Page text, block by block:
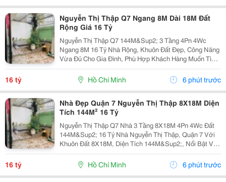
Nguyễn Thị Thập Q7 Ngang 8M Dài 18M Đất
Rộng Giá 16 Tỷ
Nguyễn Thị Thập Q7 144M&Sup2; 3 Tầng 4Pn 4Wc
Ngang 8M 16 Tỷ Nhà Rộng, Khuôn Đất Đẹp, Công Năng
Vừa Đủ Cho Gia Đình, Phù Hợp Khách Hàng Muốn Tìm
Tài Sản Có Giá Trị Sử Dụng Thực Tế Tại Quận 7. Khuôn
Đất 8X18M, Tổng Diện Tích 144M&Sup2;, Nhà Xây 3...
16 tỷ Hồ Chí Minh 6 phút trước
Nhà Đẹp Quận 7 Nguyễn Thị Thập 8X18M Diện
Tích 144M² 16 Tỷ
Nguyễn Thị Thập Q7 Nhà 3 Tầng 8X18M 4Pn 4Wc Đất
144M&Sup2; 16 Tỷ Nhà Nguyễn Thị Thập, Quận 7 Với
Khuôn Đất 8X18M, Diện Tích 144M&Sup2;, Nổi Bật Với
Ngang 8M &Ndash; Phù Hợp Khách Hàng Cần Không
Gian Rộng Để Ở Và Có Giá Trị Khai Thác Lâu Dài.
Thông...
16 tỷ Hồ Chí Minh 6 phút trước